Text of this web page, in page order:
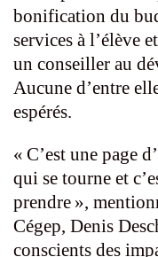
bonification du
services à l’élève
un conseiller au
Aucune d’entre
espérés.
« C’est une page
qui se tourne et
prendre »,
Cégep, Denis
conscients des